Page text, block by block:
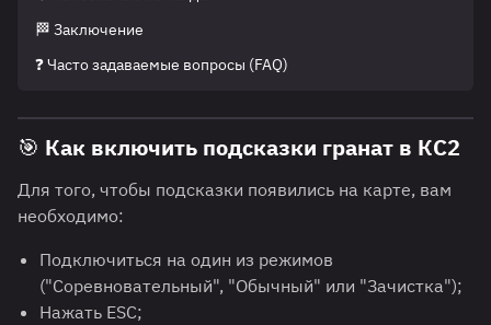
🏁 Заключение
❓ Часто задаваемые вопросы (FAQ)
🎯 Как включить подсказки гранат в КС2
Для того, чтобы подсказки появились на карте, вам
необходимо:
Подключиться на один из режимов
("Соревновательный", "Обычный" или "Зачистка");
Нажать ESC;